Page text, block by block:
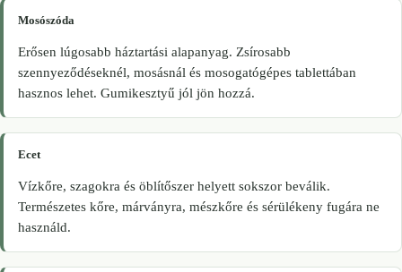
Mosószóda
Erősen lúgosabb háztartási alapanyag. Zsírosabb
szennyeződéseknél, mosásnál és mosogatógépes tablettában
hasznos lehet. Gumikesztyű jól jön hozzá.
Ecet
Vízkőre, szagokra és öblítőszer helyett sokszor beválik.
Természetes kőre, márványra, mészkőre és sérülékeny fugára ne
használd.